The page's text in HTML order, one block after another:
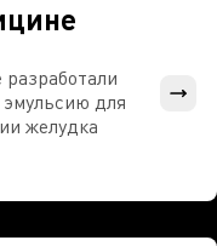
для
желудка